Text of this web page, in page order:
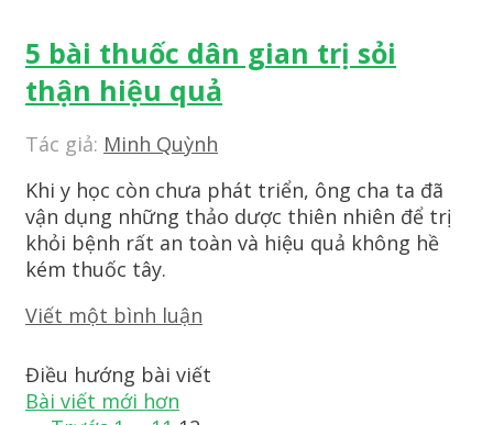
5 bài thuốc dân gian trị sỏi
thận hiệu quả
Tác giả: Minh Quỳnh
Khi y học còn chưa phát triển, ông cha ta đã
vận dụng những thảo dược thiên nhiên để trị
khỏi bệnh rất an toàn và hiệu quả không hề
kém thuốc tây.
Viết một bình luận
Điều hướng bài viết
Bài viết mới hơn